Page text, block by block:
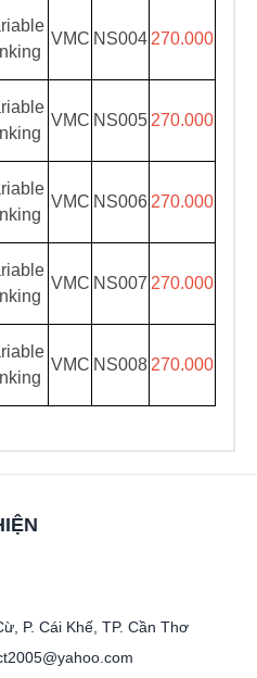
VMC NS004 270.000
VMC NS005 270.000
VMC NS006 270.000
VMC NS007 270.000
VMC NS008 270.000
P. Cái Khế, TP. Cần Thơ